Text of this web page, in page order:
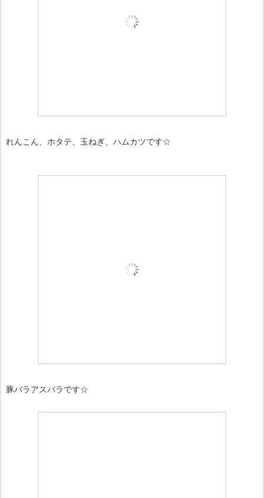
れんこん、ホタテ、玉ねぎ、ハムカツです☆
豚バラアスパラです☆